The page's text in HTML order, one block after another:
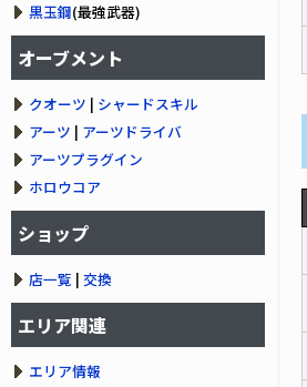
黒玉鋼(最強武器)
オーブメント
クオーツ | シャードスキル
アーツ | アーツドライバ
アーツプラグイン
ホロウコア
ショップ
店一覧 | 交換
エリア関連
エリア情報